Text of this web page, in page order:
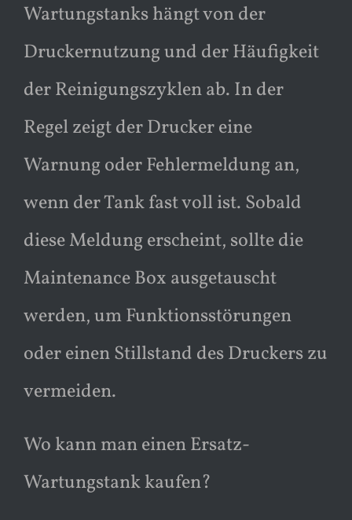
Wartungstanks hängt von der
Druckernutzung und der Häufigkeit
der Reinigungszyklen ab. In der
Regel zeigt der Drucker eine
Warnung oder Fehlermeldung an,
wenn der Tank fast voll ist. Sobald
diese Meldung erscheint, sollte die
Maintenance Box ausgetauscht
werden, um Funktionsstörungen
oder einen Stillstand des Druckers zu
vermeiden.
Wo kann man einen Ersatz-
Wartungstank kaufen?